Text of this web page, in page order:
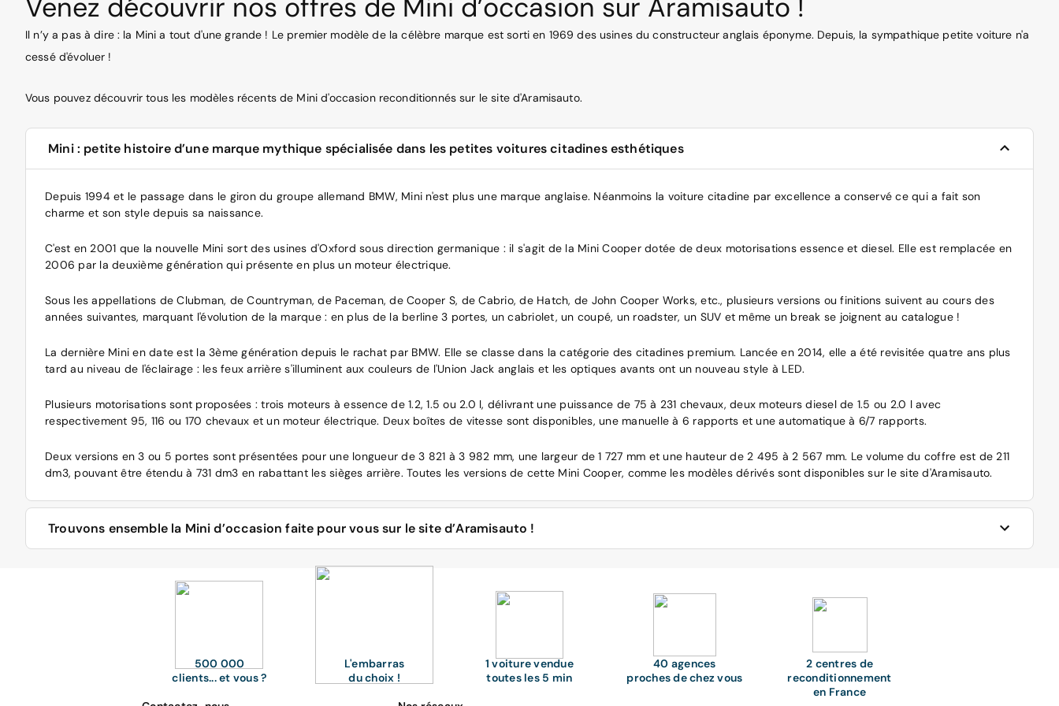
Venez découvrir nos offres de Mini d’occasion sur Aramisauto !
Il n’y a pas à dire : la Mini a tout d'une grande ! Le premier modèle de la célèbre marque est sorti en 1969 des usines du constructeur anglais éponyme. Depuis, la sympathique petite voiture n'a
cessé d'évoluer !
Vous pouvez découvrir tous les modèles récents de Mini d'occasion reconditionnés sur le site d'Aramisauto.
Mini : petite histoire d’une marque mythique spécialisée dans les petites voitures citadines esthétiques
Depuis 1994 et le passage dans le giron du groupe allemand BMW, Mini n'est plus une marque anglaise. Néanmoins la voiture citadine par excellence a conservé ce qui a fait son
charme et son style depuis sa naissance.
C'est en 2001 que la nouvelle Mini sort des usines d'Oxford sous direction germanique : il s'agit de la Mini Cooper dotée de deux motorisations essence et diesel. Elle est remplacée en
2006 par la deuxième génération qui présente en plus un moteur électrique.
Sous les appellations de Clubman, de Countryman, de Paceman, de Cooper S, de Cabrio, de Hatch, de John Cooper Works, etc., plusieurs versions ou finitions suivent au cours des
années suivantes, marquant l'évolution de la marque : en plus de la berline 3 portes, un cabriolet, un coupé, un roadster, un SUV et même un break se joignent au catalogue !
La dernière Mini en date est la 3ème génération depuis le rachat par BMW. Elle se classe dans la catégorie des citadines premium. Lancée en 2014, elle a été revisitée quatre ans plus
tard au niveau de l'éclairage : les feux arrière s'illuminent aux couleurs de l'Union Jack anglais et les optiques avants ont un nouveau style à LED.
Plusieurs motorisations sont proposées : trois moteurs à essence de 1.2, 1.5 ou 2.0 l, délivrant une puissance de 75 à 231 chevaux, deux moteurs diesel de 1.5 ou 2.0 l avec
respectivement 95, 116 ou 170 chevaux et un moteur électrique. Deux boîtes de vitesse sont disponibles, une manuelle à 6 rapports et une automatique à 6/7 rapports.
Deux versions en 3 ou 5 portes sont présentées pour une longueur de 3 821 à 3 982 mm, une largeur de 1 727 mm et une hauteur de 2 495 à 2 567 mm. Le volume du coffre est de 211
dm3, pouvant être étendu à 731 dm3 en rabattant les sièges arrière. Toutes les versions de cette Mini Cooper, comme les modèles dérivés sont disponibles sur le site d'Aramisauto.
Trouvons ensemble la Mini d’occasion faite pour vous sur le site d’Aramisauto !
Une Mini cabriolet pour sillonner les routes nationales dès le printemps venu ? Ou une Mini Paceman pour chiner dans les foires à la brocante ? Qu'est ce qui se dissimule sous les
appellations « Exquisite », « Salt », « Red Hot Chili » ou « Yours » ? Quelle énergie choisir si vous roulez essentiellement en ville ou si vous êtes adeptes de road trip ?
Selon les goûts et les priorités de chacun, d'aucuns éliminent d'emblée les voitures d'une certaine couleur, tandis que d'autres ne s'attardent que sur les trois ou les cinq portes. Au fur
500 000
clients... et vous ?
L'embarras
du choix !
1 voiture vendue
toutes les 5 min
40 agences
proches de chez vous
2 centres de
reconditionnement
en France